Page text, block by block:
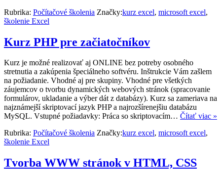
Rubrika: Počítačové školenia Značky:kurz excel, microsoft excel,
školenie Excel
Kurz PHP pre začiatočníkov
Kurz je možné realizovať aj ONLINE bez potreby osobného
stretnutia a zakúpenia špeciálneho softvéru. Inštrukcie Vám zašlem
na požiadanie. Vhodné aj pre skupiny. Vhodné pre všetkých
záujemcov o tvorbu dynamických webových stránok (spracovanie
formulárov, ukladanie a výber dát z databázy). Kurz sa zameriava na
najznámejší skriptovací jazyk PHP a najrozšírenejšiu databázu
MySQL. Vstupné požiadavky: Práca so skriptovacím… Čítať viac »
Rubrika: Počítačové školenia Značky:kurz excel, microsoft excel,
školenie Excel
Tvorba WWW stránok v HTML, CSS